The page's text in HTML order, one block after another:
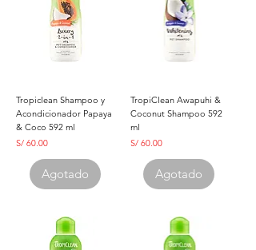
Tropiclean Shampoo y
Acondicionador Papaya
& Coco 592 ml
Precio
S/ 60.00
Agotado
TropiClean Awapuhi &
Coconut Shampoo 592
ml
Precio
S/ 60.00
Agotado